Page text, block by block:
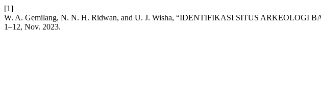
[1]
W. A. Gemilang, N. N. H. Ridwan, and U. J. Wisha, “IDENTIFIKASI SITUS
1–12, Nov. 2023.